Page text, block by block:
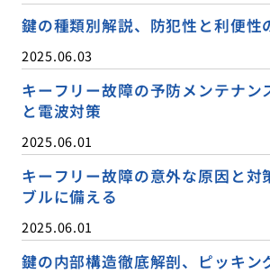
鍵の種類別解説、防犯性と利便性
2025.06.03
キーフリー故障の予防メンテナン
と電波対策
2025.06.01
キーフリー故障の意外な原因と対
ブルに備える
2025.06.01
鍵の内部構造徹底解剖、ピッキン